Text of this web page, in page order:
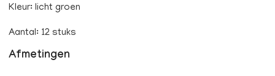
Kleur: licht groen
Aantal: 12 stuks
Afmetingen